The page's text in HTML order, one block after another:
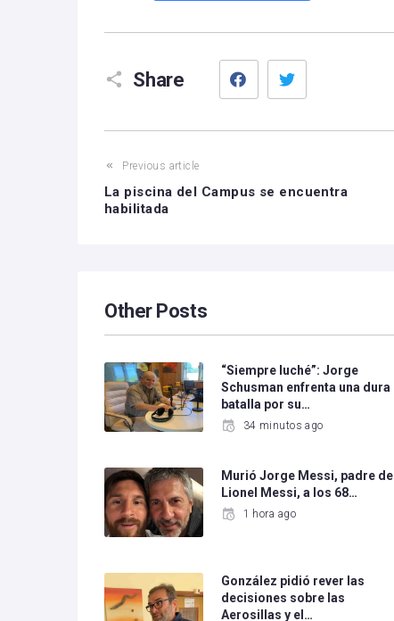
Share
Facebook
Previous article
La piscina del Campus se encuentra
habilitada
Other Posts
“Siempre luché”: Jorge
Schusman enfrenta una dura
batalla por su…
34 minutos ago
Murió Jorge Messi, padre de
Lionel Messi, a los 68…
1 hora ago
González pidió rever las
decisiones sobre las
Aerosillas y el…